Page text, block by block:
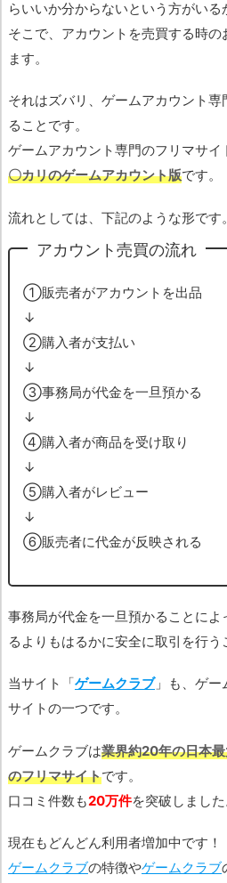
らいいか分からないという方がいる
そこで、アカウントを売買する時
ます。
それはズバリ、ゲームアカウント
ることです。
ゲームアカウント専門のフリマサ
〇カリのゲームアカウント版です。
流れとしては、下記のような形です。
アカウント売買の流れ
➀販売者がアカウントを出品
↓
➁購入者が支払い
↓
➂事務局が代金を一旦預かる
↓
➃購入者が商品を受け取り
↓
➄購入者がレビュー
↓
➅販売者に代金が反映される
事務局が代金を一旦預かることに
るよりもはるかに安全に取引を行う
当サイト「ゲームクラブ」も、ゲー
サイトの一つです。
ゲームクラブは業界約20年の日本
のフリマサイトです。
口コミ件数も20万件を突破しました
現在もどんどん利用者増加中です！
ゲームクラブの特徴やゲームクラブ